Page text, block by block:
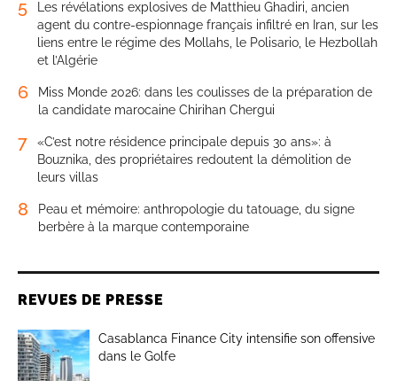
5
Les révélations explosives de Matthieu Ghadiri, ancien
agent du contre-espionnage français infiltré en Iran, sur les
liens entre le régime des Mollahs, le Polisario, le Hezbollah
et l’Algérie
6
Miss Monde 2026: dans les coulisses de la préparation de
la candidate marocaine Chirihan Chergui
7
«C’est notre résidence principale depuis 30 ans»: à
Bouznika, des propriétaires redoutent la démolition de
leurs villas
8
Peau et mémoire: anthropologie du tatouage, du signe
berbère à la marque contemporaine
REVUES DE PRESSE
Casablanca Finance City intensifie son offensive
dans le Golfe